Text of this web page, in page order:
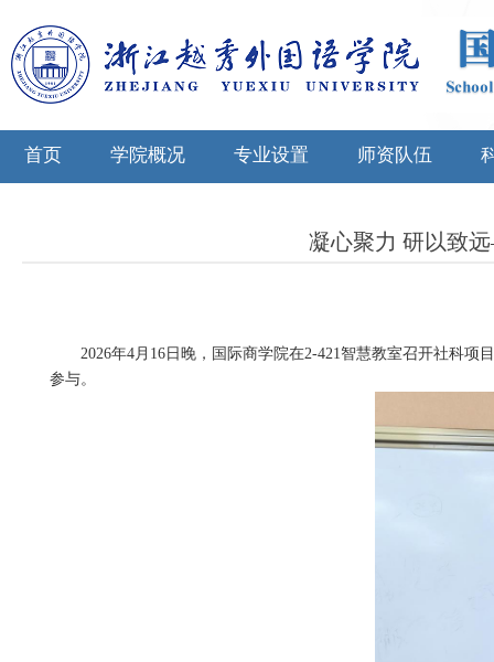
首页 学院概况 专业设置 师资队伍
凝心聚力 研以致
2026年4月 16日晚，国际商学院在2-421智慧教室召开社科项
参与。